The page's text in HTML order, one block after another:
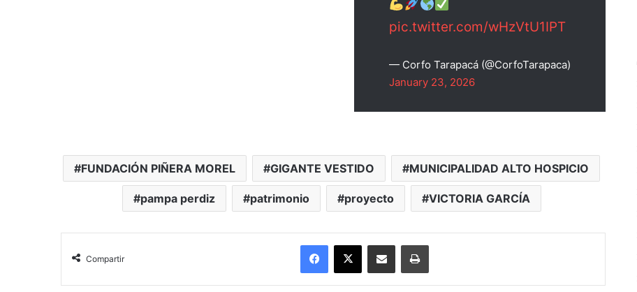
pic.twitter.com/wHzVtU1IPT
— Corfo Tarapacá (@CorfoTarapaca)
January 23, 2026
FUNDACIÓN PIÑERA MOREL GIGANTE VESTIDO MUNICIPALIDAD ALTO HOSPICIO
pampa perdiz patrimonio proyecto VICTORIA GARCÍA
Compartir
Facebook
X Enviar vía email Imprimir